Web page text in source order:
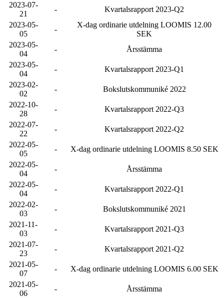
2023-07-
21
-
Kvartalsrapport 2023-Q2
2023-05-
05
-
X-dag ordinarie utdelning LOOMIS 12.00
SEK
2023-05-
04
-
Årsstämma
2023-05-
04
-
Kvartalsrapport 2023-Q1
2023-02-
02
-
Bokslutskommuniké 2022
2022-10-
28
-
Kvartalsrapport 2022-Q3
2022-07-
22
-
Kvartalsrapport 2022-Q2
2022-05-
05
-
X-dag ordinarie utdelning LOOMIS 8.50 SEK
2022-05-
04
-
Årsstämma
2022-05-
04
-
Kvartalsrapport 2022-Q1
2022-02-
03
-
Bokslutskommuniké 2021
2021-11-
03
-
Kvartalsrapport 2021-Q3
2021-07-
23
-
Kvartalsrapport 2021-Q2
2021-05-
07
-
X-dag ordinarie utdelning LOOMIS 6.00 SEK
2021-05-
06
-
Årsstämma